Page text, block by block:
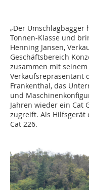
„Der
Tonnen-Klasse und
Henning Jansen,
Geschäftsbereich
zusammen mit
Verkaufsrepräsentant
Frankenthal, das
und
Jahren wieder ein Cat
zugreift. Als Hilfsgerät
Cat 226.